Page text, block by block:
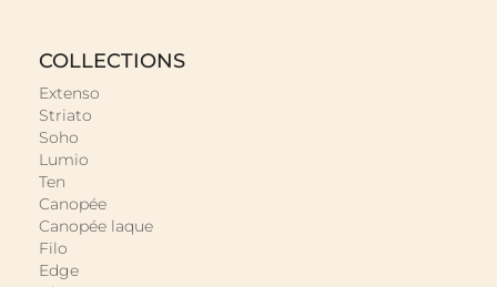
COLLECTIONS
Extenso
Striato
Soho
Lumio
Ten
Canopée
Canopée laque
Filo
Edge